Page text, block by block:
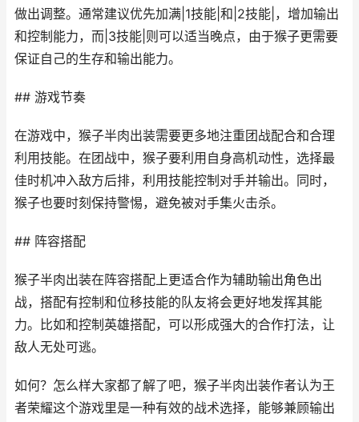
做出调整。通常建议优先加满|1技能|和|2技能|，增加输出
和控制能力，而|3技能|则可以适当晚点，由于猴子更需要
保证自己的生存和输出能力。
## 游戏节奏
在游戏中，猴子半肉出装需要更多地注重团战配合和合理
利用技能。在团战中，猴子要利用自身高机动性，选择最
佳时机冲入敌方后排，利用技能控制对手并输出。同时，
猴子也要时刻保持警惕，避免被对手集火击杀。
## 阵容搭配
猴子半肉出装在阵容搭配上更适合作为辅助输出角色出
战，搭配有控制和位移技能的队友将会更好地发挥其能
力。比如和控制英雄搭配，可以形成强大的合作打法，让
敌人无处可逃。
如何？怎么样大家都了解了吧，猴子半肉出装作者认为王
者荣耀这个游戏里是一种有效的战术选择，能够兼顾输出